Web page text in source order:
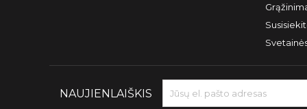
NAUJIENLAIŠKIS